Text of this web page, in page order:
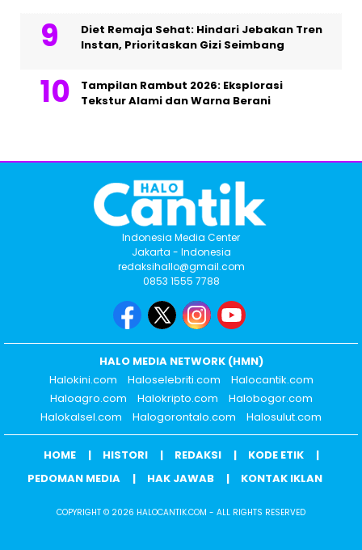
Diet Remaja Sehat: Hindari Jebakan Tren
Instan, Prioritaskan Gizi Seimbang
Tampilan Rambut 2026: Eksplorasi
Tekstur Alami dan Warna Berani
Indonesia Media Center
Jakarta - Indonesia
redaksihallo@gmail.com
0853 1555 7788
HALO MEDIA NETWORK (HMN)
Halokini.com
Haloselebriti.com
Halocantik.com
Haloagro.com
Halokripto.com
Halobogor.com
Halokalsel.com
Halogorontalo.com Halosulut.com
HOME HISTORI REDAKSI
KODE ETIK
PEDOMAN MEDIA
HAK JAWAB KONTAK IKLAN
COPYRIGHT © 2026 HALOCANTIK.COM - ALL RIGHTS RESERVED